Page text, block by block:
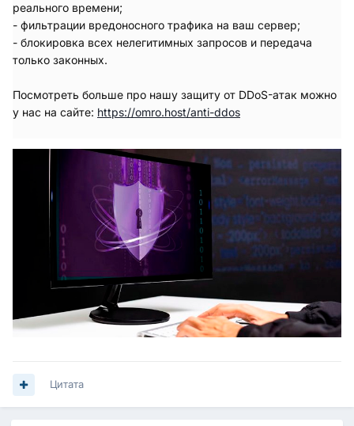
реального времени;
- фильтрации вредоносного трафика на ваш сервер;
- блокировка всех нелегитимных запросов и передача
только законных.
Посмотреть больше про нашу защиту от DDoS-атак можно
у нас на сайте: https://omro.host/anti-ddos
Цитата